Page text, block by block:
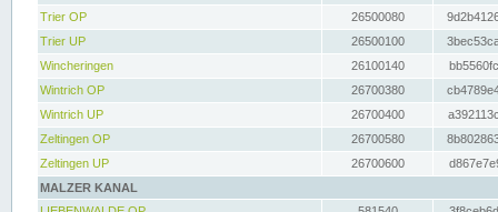
Trier OP
26500080
Trier UP
26500100
Wincheringen
26100140
Wintrich OP
26700380
Wintrich UP
26700400
Zeltingen OP
26700580
Zeltingen UP
26700600
MALZER KANAL